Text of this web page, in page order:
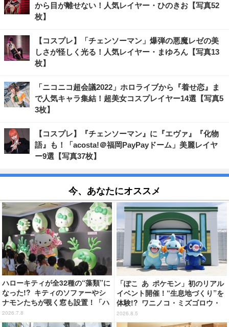
から目が離せない！人気レイヤー・ひのきお【写真52
枚】
【コスプレ】「チェンソーマン」爆弾の悪魔レゼの美
しさが怪しく光る！人気レイヤー・まゆろん【写真13
枚】
「ニコニコ超会議2022」ホロライブから『着せ恋』ま
で人気キャラ集結！超美女コスプレイヤー14選【写真5
3枚】
【コスプレ】『チェンソーマン』に『エヴァ』『化物
語』も！「acosta!＠福岡PayPayドーム」美麗レイヤ
ー9選【写真37枚】
今、あなたにオススメ
ハローキティが全32種の“藻類”に
なった!? キティのソファーやシ
ナモンたちが覗く窓も設置！「ハ
ーモニーランド」35周年で大分
県・暘谷駅がリニューアル
2026.7.8
「ぽこ あ ポケモン」初のリアル
イベント開催！“生息地づくり”を
体験!? ワニノコ・ミズゴロウ・
アシマリもワクワク☆ 「ブクブ
クうみぞこの街」in横浜赤レンガ
2026.8.5